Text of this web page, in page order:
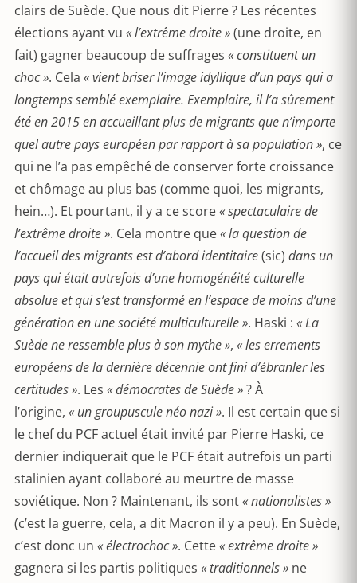
clairs de Suède. Que nous dit Pierre ? Les récentes
élections ayant vu « l’extrême droite »(une droite, en
fait) gagner beaucoup de suffrages « constituent un
choc ». Cela « vient briser l’image idyllique d’un pays qui a
longtemps semblé exemplaire. Exemplaire, il l’a sûrement
été en 2015 en accueillant plus de migrants que n’importe
quel autre pays européen par rapport à sa population », ce
qui ne l’a pas empêché de conserver forte croissance
et chômage au plus bas (comme quoi, les migrants,
hein…). Et pourtant, il y a ce score« spectaculaire de
l’extrême droite ». Cela montre que« la question de
l’accueil des migrants est d’abord identitaire(sic) dans un
pays qui était autrefois d’une homogénéité culturelle
absolue et qui s’est transformé en l’espace de moins d’une
génération en une société multiculturelle ». Haski : « La
Suède ne ressemble plus à son mythe », « les errements
européens de la dernière décennie ont fini d’ébranler les
certitudes ». Les « démocrates de Suède »? À
l’origine, « un groupuscule néo nazi ». Il est certain que si
le chef du PCF actuel était invité par Pierre Haski, ce
dernier indiquerait que le PCF était autrefois un parti
stalinien ayant collaboré au meurtre de masse
soviétique. Non ? Maintenant, ils sont« nationalistes »
(c’est la guerre, cela, a dit Macron il y a peu). En Suède,
c’est donc un « électrochoc ». Cette« extrême droite »
gagnera si les partis politiques « traditionnels » ne